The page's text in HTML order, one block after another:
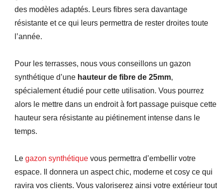
des modèles adaptés. Leurs fibres sera davantage
résistante et ce qui leurs permettra de rester droites toute
l’année.
Pour les terrasses, nous vous conseillons un gazon
synthétique d’une hauteur de fibre de 25mm,
spécialement étudié pour cette utilisation. Vous pourrez
alors le mettre dans un endroit à fort passage puisque cette
hauteur sera résistante au piétinement intense dans le
temps.
Le gazon synthétique vous permettra d’embellir votre
espace. Il donnera un aspect chic, moderne et cosy ce qui
ravira vos clients. Vous valoriserez ainsi votre extérieur tout